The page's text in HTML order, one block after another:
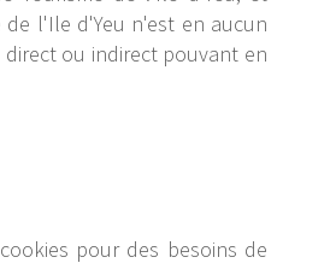
l'Ile d'Yeu n'est en aucun
ou indirect pouvant en
pour des besoins de